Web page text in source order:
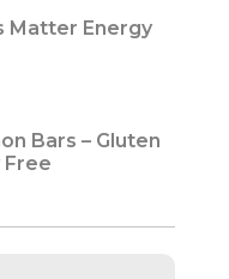
Matter Energy
Bars – Gluten
Free